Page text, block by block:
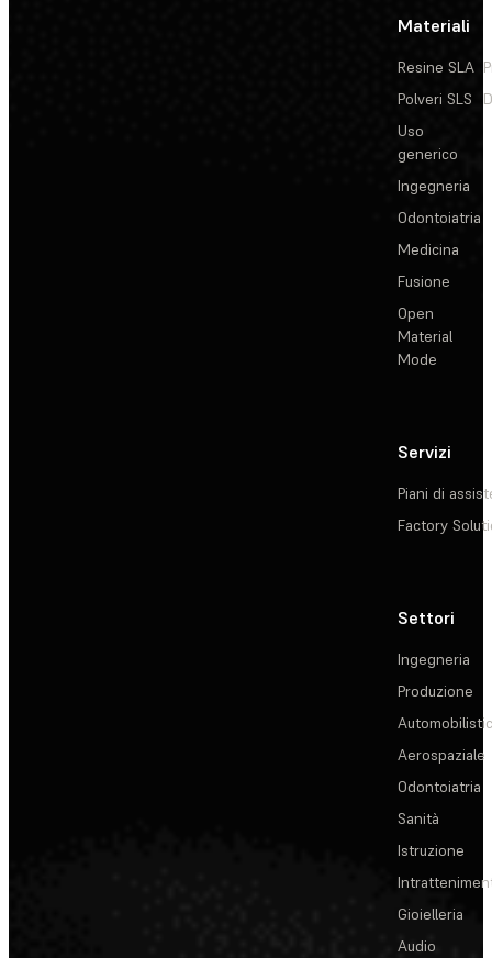
Materiali
Resine SLA
Polveri SLS
Uso
generico
Ingegneria
Odontoiatria
Medicina
Fusione
Open
Material
Mode
Servizi
Piani di
Factory
Settori
Ingegneria
Produzione
Aerospaziale
Odontoiatria
Sanità
Istruzione
Gioielleria
Audio